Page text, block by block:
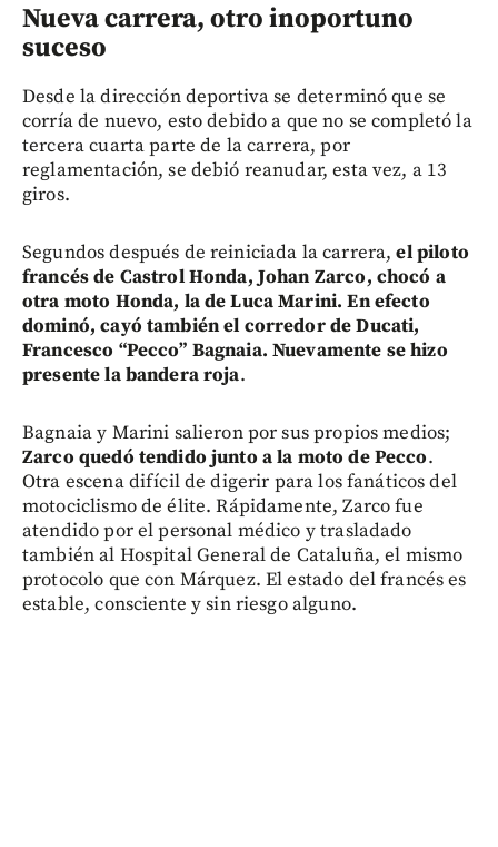
Nueva carrera, otro inoportuno
suceso
Desde la dirección deportiva se determinó que se
corría de nuevo, esto debido a que no se completó la
tercera cuarta parte de la carrera, por
reglamentación, se debió reanudar, esta vez, a 13
giros.
Segundos después de reiniciada la carrera,el piloto
francés de Castrol Honda, Johan Zarco, chocó a
otra moto Honda, la de Luca Marini. En efecto
dominó, cayó también el corredor de Ducati,
Francesco “Pecco” Bagnaia. Nuevamente se hizo
presente la bandera roja.
Bagnaia y Marini salieron por sus propios medios;
Zarco quedó tendido junto a la moto de Pecco.
Otra escena difícil de digerir para los fanáticos del
motociclismo de élite. Rápidamente, Zarco fue
atendido por el personal médico y trasladado
también al Hospital General de Cataluña, el mismo
protocolo que con Márquez. El estado del francés es
estable, consciente y sin riesgo alguno.